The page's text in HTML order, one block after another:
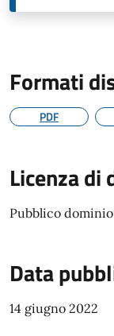
Formati
PDF
Licenza
Pubblico dominio
Data
14 giugno 2022